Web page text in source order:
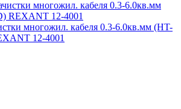
многожил. кабеля 0.3-6.0кв.мм (HT-
12-4001